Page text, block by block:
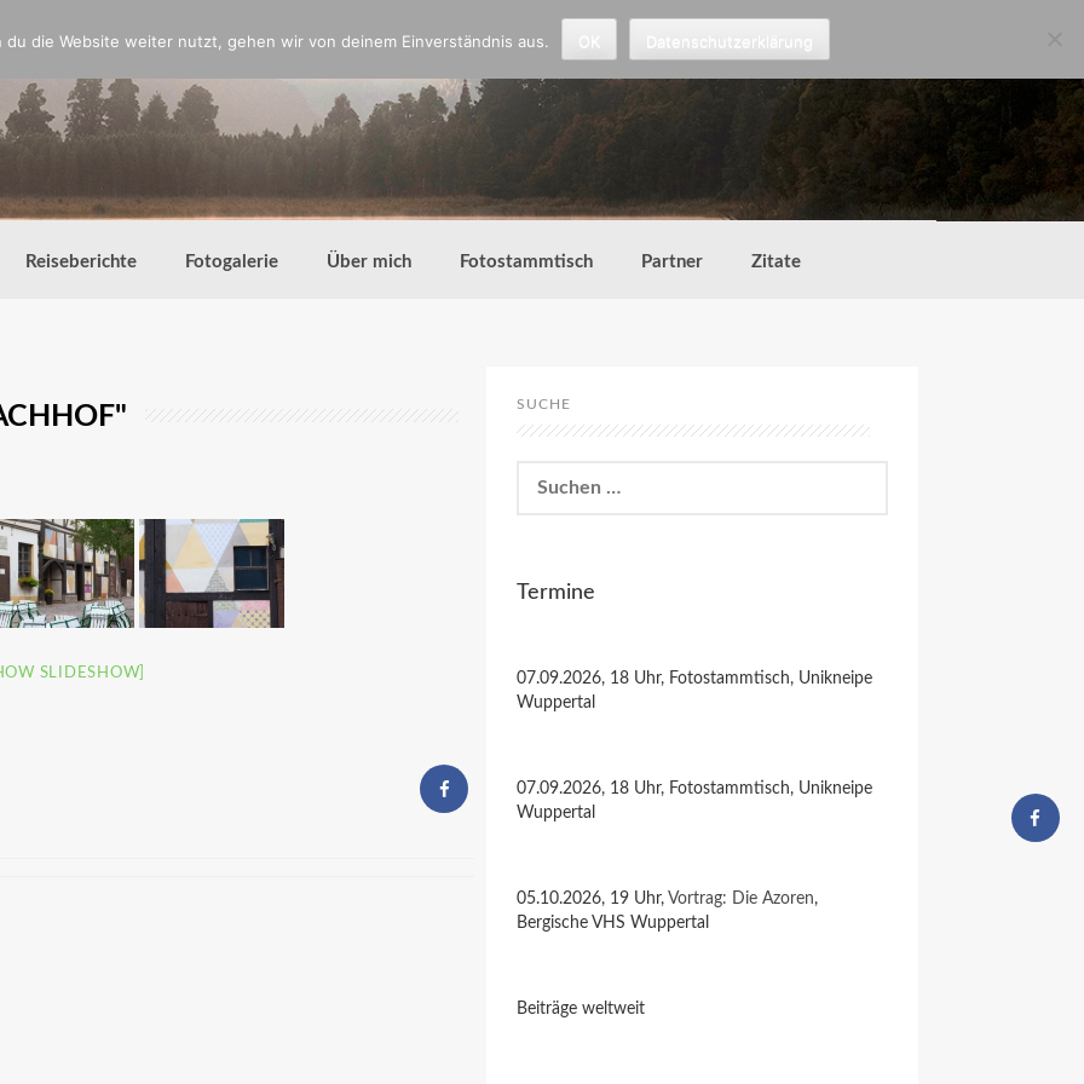
Reiseberichte Fotogalerie Über mich Fotostammtisch Partner Zitate
SLIDESHOW]
SUCHE
nach:
Termine
07.09.2026, 18 Uhr, Fotostammtisch, Unikneipe
Wuppertal
07.09.2026, 18 Uhr, Fotostammtisch, Unikneipe
Wuppertal
05.10.2026, 19 Uhr, Vortrag: Die Azoren,
Bergische VHS Wuppertal
Beiträge weltweit
die Website weiter nutzt, gehen wir von deinem Einverständnis aus.